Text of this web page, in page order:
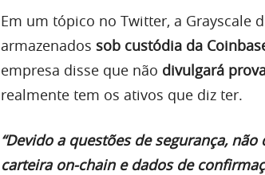
Em um tópico no Twitter, a Grayscale
armazenados sob custódia da
empresa disse que não divulgará
realmente tem os ativos que diz ter.
“Devido a questões de segurança,
carteira on-chain e dados de